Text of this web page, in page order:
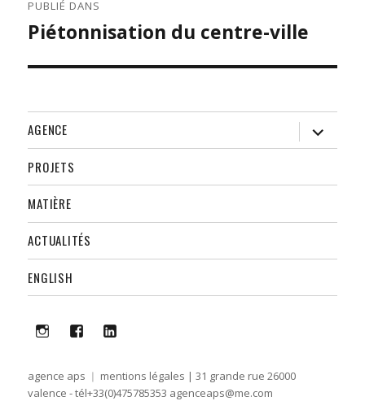
DE
PUBLIÉ DANS
Piétonnisation du centre-ville
AGENCE ouvrir
le
sous-
PROJETS
MATIÈRE
ACTUALITÉS
ENGLISH
agence aps mentions légales | 31 grande rue 26000
valence - tél+33(0)475785353 agenceaps@me.com